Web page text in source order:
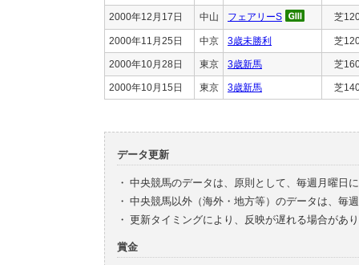
2000年12月17日 中山 フェアリーS 芝
2000年11月25日 中京 3歳未勝利 芝
2000年10月28日 東京 3歳新馬 芝
2000年10月15日 東京 3歳新馬 芝
データ更新
・ 中央競馬のデータは、原則として、毎週月曜日
・ 中央競馬以外（海外・地方等）のデータは、毎
・ 更新タイミングにより、反映が遅れる場合があ
賞金